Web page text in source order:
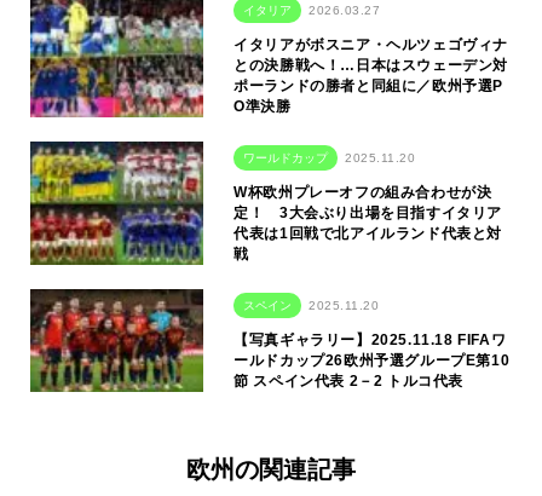
イタリア 2026.03.27
イタリアがボスニア・ヘルツェゴヴィナ
との決勝戦へ！…日本はスウェーデン対
ポーランドの勝者と同組に／欧州予選P
O準決勝
ワールドカップ 2025.11.20
W杯欧州プレーオフの組み合わせが決
定！ 3大会ぶり出場を目指すイタリア
代表は1回戦で北アイルランド代表と対
戦
スペイン 2025.11.20
【写真ギャラリー】2025.11.18 FIFAワ
ールドカップ26欧州予選グループE第10
節 スペイン代表 2－2 トルコ代表
欧州の関連記事